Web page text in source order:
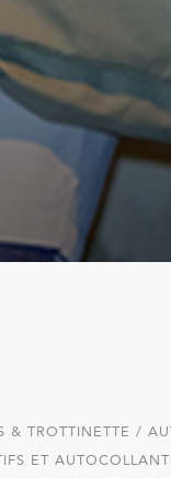
& TROTTINETTE /
ET